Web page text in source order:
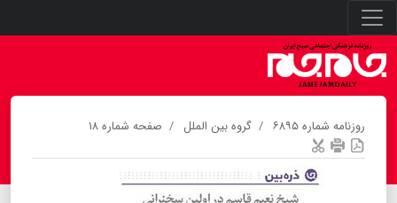
روزنامه شماره ۶۸۹۵ گروه بین الملل صفحه شماره ۱۸